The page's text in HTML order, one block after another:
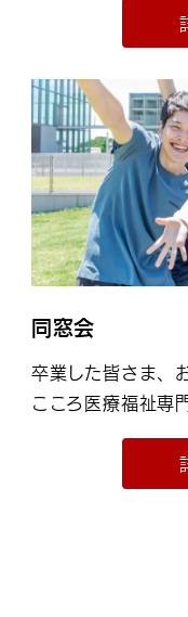
同窓会
卒業した皆さま、
こころ医療福祉専